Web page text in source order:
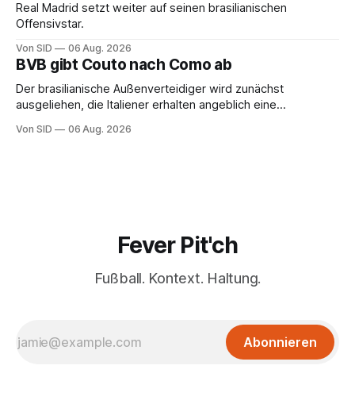
Real Madrid setzt weiter auf seinen brasilianischen
Offensivstar.
Von SID 06 Aug. 2026
BVB gibt Couto nach Como ab
Der brasilianische Außenverteidiger wird zunächst
ausgeliehen, die Italiener erhalten angeblich eine
Von SID 06 Aug. 2026
Fever Pit'ch
Fußball. Kontext. Haltung.
Abonnieren